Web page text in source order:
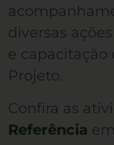
diversas
e capacitação
Projeto.
Confira as
Referência